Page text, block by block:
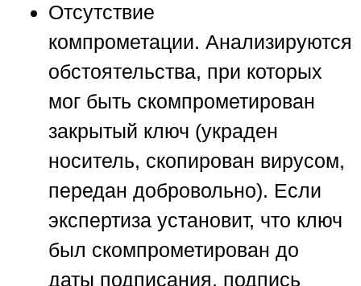
Отсутствие
компрометации. Анализируются
обстоятельства, при которых
мог быть скомпрометирован
закрытый ключ (украден
носитель, скопирован вирусом,
передан добровольно). Если
экспертиза установит, что ключ
был скомпрометирован до
даты подписания, подпись